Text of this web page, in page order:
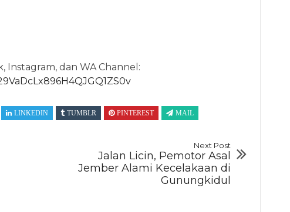
dan WA Channel:
LINKEDIN TUMBLR PINTEREST MAIL
Next Post
Jalan Licin, Pemotor Asal
Jember Alami Kecelakaan di
Gunungkidul